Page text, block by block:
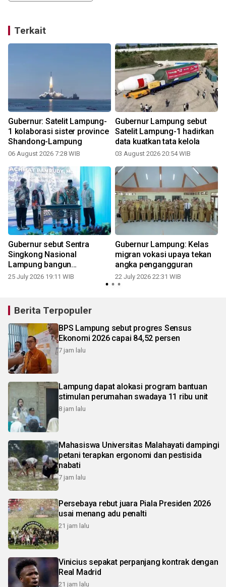
Terkait
Gubernur: Satelit Lampung-
1 kolaborasi sister province
Shandong-Lampung
06 August 2026 7:28 WIB
Gubernur Lampung sebut
Satelit Lampung-1 hadirkan
data kuatkan tata kelola
03 August 2026 20:54 WIB
Gubernur sebut Sentra
Singkong Nasional
Lampung bangun
ekosistem terintegrasi
25 July 2026 19:11 WIB
Gubernur Lampung: Kelas
migran vokasi upaya tekan
angka pengangguran
22 July 2026 22:31 WIB
Berita Terpopuler
BPS Lampung sebut progres Sensus
Ekonomi 2026 capai 84,52 persen
7 jam lalu
Lampung dapat alokasi program bantuan
stimulan perumahan swadaya 11 ribu unit
8 jam lalu
Mahasiswa Universitas Malahayati dampingi
petani terapkan ergonomi dan pestisida
nabati
7 jam lalu
Persebaya rebut juara Piala Presiden 2026
usai menang adu penalti
21 jam lalu
Vinicius sepakat perpanjang kontrak dengan
Real Madrid
21 jam lalu